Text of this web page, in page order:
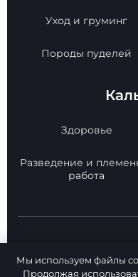
Уход и груминг
Породы пуделей
Здоровье
Разведение и
работа
Копирование
Мы используем файлы
Продолжая